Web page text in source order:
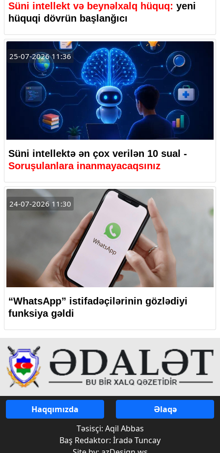
Süni intellekt və beynəlxalq hüquq: yeni
hüquqi dövrün başlanğıcı
25-07-2026 11:36
Süni intellektə ən çox verilən 10 sual -
Soruşulanlara inanmayacaqsınız
24-07-2026 11:30
“WhatsApp” istifadəçilərinin gözlədiyi
funksiya gəldi
Haqqımızda
Əlaqə
Təsisçi: Aqil Abbas
Baş Redaktor: İradə Tuncay